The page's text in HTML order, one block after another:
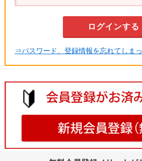
⇒パスワード、登録情報を忘れてしま